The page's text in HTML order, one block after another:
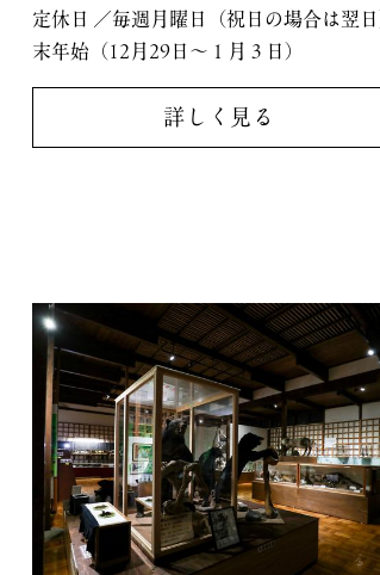
定休日 ／毎週月曜日（祝日の場合は翌
末年始（12月29日～１月３日）
詳しく見る